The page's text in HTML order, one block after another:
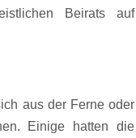
Beirats auf
aus der Ferne oder
Einige hatten die